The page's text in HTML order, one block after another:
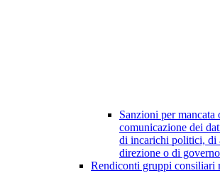
Sanzioni per mancata
comunicazione dei
di incarichi politici, di
direzione o di governo
Rendiconti gruppi consiliari